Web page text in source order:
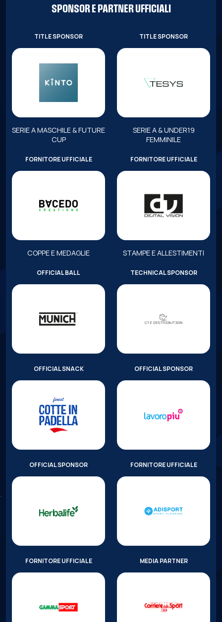
SPONSOR E PARTNER UFFICIALI
TITLE SPONSOR
SERIE A MASCHILE & FUTURE
CUP
TITLE SPONSOR
SERIE A & UNDER19
FEMMINILE
FORNITORE UFFICIALE
COPPE E MEDAGLIE
FORNITORE UFFICIALE
STAMPE E ALLESTIMENTI
OFFICIAL BALL TECHNICAL SPONSOR
OFFICIAL SNACK OFFICIAL SPONSOR
OFFICIAL SPONSOR FORNITORE UFFICIALE
FORNITORE UFFICIALE MEDIA PARTNER